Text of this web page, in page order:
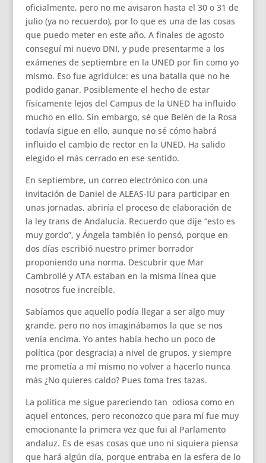
oficialmente, pero no me avisaron hasta el 30 o 31 de
julio (ya no recuerdo), por lo que es una de las cosas
que puedo meter en este año. A finales de agosto
conseguí mi nuevo DNI, y pude presentarme a los
exámenes de septiembre en la UNED por fin como yo
mismo. Eso fue agridulce: es una batalla que no he
podido ganar. Posiblemente el hecho de estar
físicamente lejos del Campus de la UNED ha influido
mucho en ello. Sin embargo, sé que Belén de la Rosa
todavía sigue en ello, aunque no sé cómo habrá
influido el cambio de rector en la UNED. Ha salido
elegido el más cerrado en ese sentido.
En septiembre, un correo electrónico con una
invitación de Daniel de ALEAS-IU para participar en
unas jornadas, abriría el proceso de elaboración de
la ley trans de Andalucía. Recuerdo que dije “esto es
muy gordo”, y Ángela también lo pensó, porque en
dos días escribió nuestro primer borrador
proponiendo una norma. Descubrir que Mar
Cambrollé y ATA estaban en la misma línea que
nosotros fue increíble.
Sabíamos que aquello podía llegar a ser algo muy
grande, pero no nos imaginábamos la que se nos
venía encima. Yo antes había hecho un poco de
política (por desgracia) a nivel de grupos, y siempre
me prometía a mí mismo no volver a hacerlo nunca
más ¿No quieres caldo? Pues toma tres tazas.
La política me sigue pareciendo tan odiosa como en
aquel entonces, pero reconozco que para mí fue muy
emocionante la primera vez que fui al Parlamento
andaluz. Es de esas cosas que uno ni siquiera piensa
que hará algún día, porque entraba en la esfera de lo